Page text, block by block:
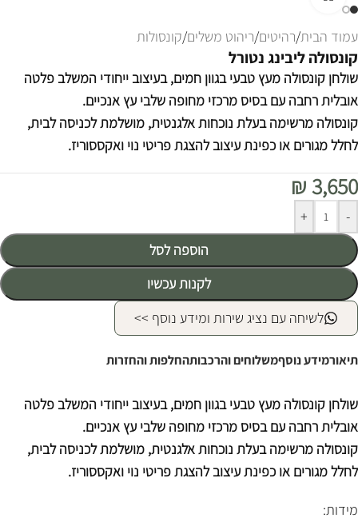
עמוד הבית/רהיטים/ריהוט משלים/קונסולות
קונסולה ליבינג נטורל
שולחן קונסולה מעץ טבעי בגוון חמים, בעיצוב ייחודי המשלב פלטה
אובלית רחבה עם בסיס מרכזי מחופה שלבי עץ אנכיים.
קונסולה מרשימה בעלת נוכחות אלגנטית, מושלמת לכניסה לבית,
לחלל מגורים או כפינת עיצוב להצגת פריטי נוי ואקססוריז.
₪3,650
-
+
הוספה לסל
לקנות עכשיו
Alternative:
לשיחה עם נציג שירות ומידע נוסף >>
תיאורמידע נוסףמשלוחים והרכבותהחלפות והחזרות
שולחן קונסולה מעץ טבעי בגוון חמים, בעיצוב ייחודי המשלב פלטה
אובלית רחבה עם בסיס מרכזי מחופה שלבי עץ אנכיים.
קונסולה מרשימה בעלת נוכחות אלגנטית, מושלמת לכניסה לבית,
לחלל מגורים או כפינת עיצוב להצגת פריטי נוי ואקססוריז.
מידות: